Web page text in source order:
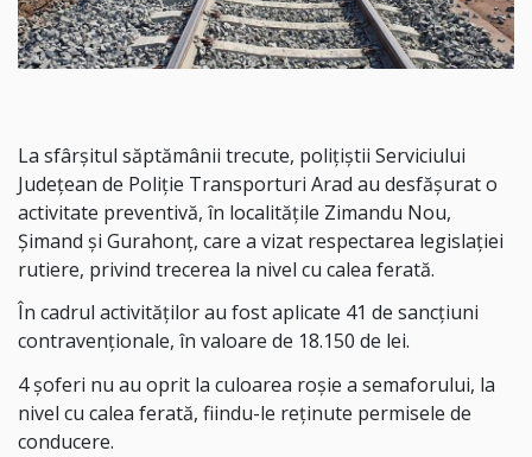
La sfârșitul săptămânii trecute, polițiștii Serviciului
Județean de Poliție Transporturi Arad au desfășurat o
activitate preventivă, în localitățile Zimandu Nou,
Șimand și Gurahonț, care a vizat respectarea legislației
rutiere, privind trecerea la nivel cu calea ferată.
În cadrul activităților au fost aplicate 41 de sancțiuni
contravenționale, în valoare de 18.150 de lei.
4 șoferi nu au oprit la culoarea roșie a semaforului, la
nivel cu calea ferată, fiindu-le reținute permisele de
conducere.